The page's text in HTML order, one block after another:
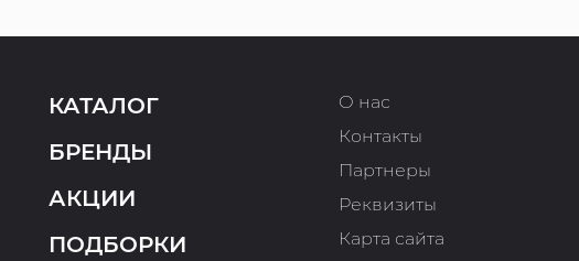
КАТАЛОГ
БРЕНДЫ
АКЦИИ
ПОДБОРКИ
О нас
Контакты
Партнеры
Реквизиты
Карта сайта